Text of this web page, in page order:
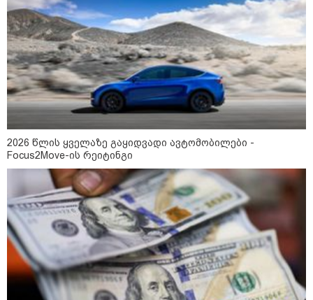
კატეგორიის ყველა სიახლე
ყველაზე კარგი/ცუდი ქვეყნები
ემიგრანტებისთვის 2026 წელს
2026 წლის ყველაზე გაყიდვადი
ავტომობილები - Focus2Move-ის
რეიტინგი
აფრიკის ქვეყნები ამერიკულ
დოლარზე უარს ამბობენ
2026 წლის ყველაზე გაყიდვადი ავტომობილები -
Focus2Move-ის რეიტინგი